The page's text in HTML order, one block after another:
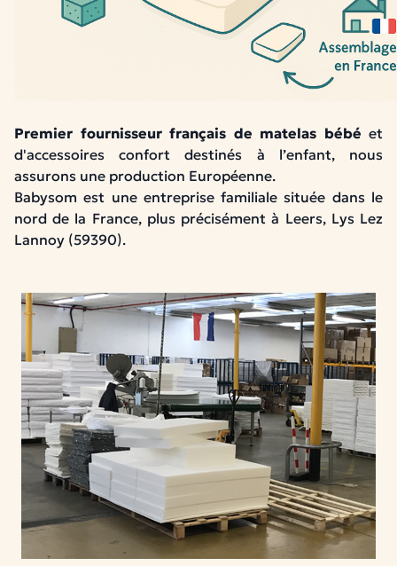
Premier fournisseur français de matelas bébé et
d'accessoires confort destinés à l’enfant, nous
assurons une production Européenne.
Babysom est une entreprise familiale située dans le
nord de la France, plus précisément à Leers, Lys Lez
Lannoy (59390).